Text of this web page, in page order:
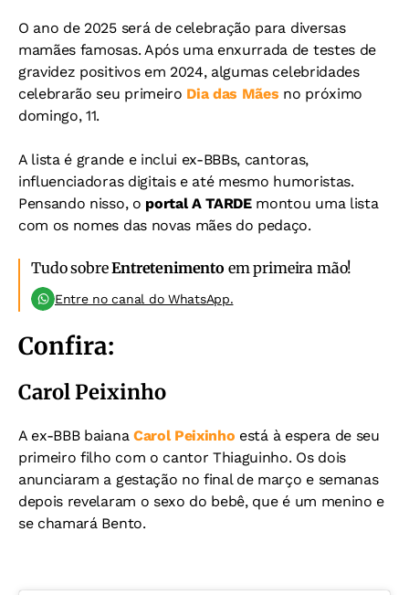
O ano de 2025 será de celebração para diversas
mamães famosas. Após uma enxurrada de testes de
gravidez positivos em 2024, algumas celebridades
celebrarão seu primeiro Dia das Mães no próximo
domingo, 11.
A lista é grande e inclui ex-BBBs, cantoras,
influenciadoras digitais e até mesmo humoristas.
Pensando nisso, o portal A TARDE montou uma lista
com os nomes das novas mães do pedaço.
Tudo sobreEntretenimento em primeira mão!
Entre no canal do WhatsApp.
Confira:
Carol Peixinho
A ex-BBB baiana Carol Peixinho está à espera de seu
primeiro filho com o cantor Thiaguinho. Os dois
anunciaram a gestação no final de março e semanas
depois revelaram o sexo do bebê, que é um menino e
se chamará Bento.